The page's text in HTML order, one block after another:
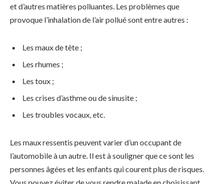
et d’autres matières polluantes. Les problèmes que
provoque l’inhalation de l’air pollué sont entre autres :
Les maux de tête ;
Les rhumes ;
Les toux ;
Les crises d’asthme ou de sinusite ;
Les troubles vocaux, etc.
Les maux ressentis peuvent varier d’un occupant de
l’automobile à un autre. Il est à souligner que ce sont les
personnes âgées et les enfants qui courent plus de risques.
Vous pouvez éviter de vous rendre malade en choisissant